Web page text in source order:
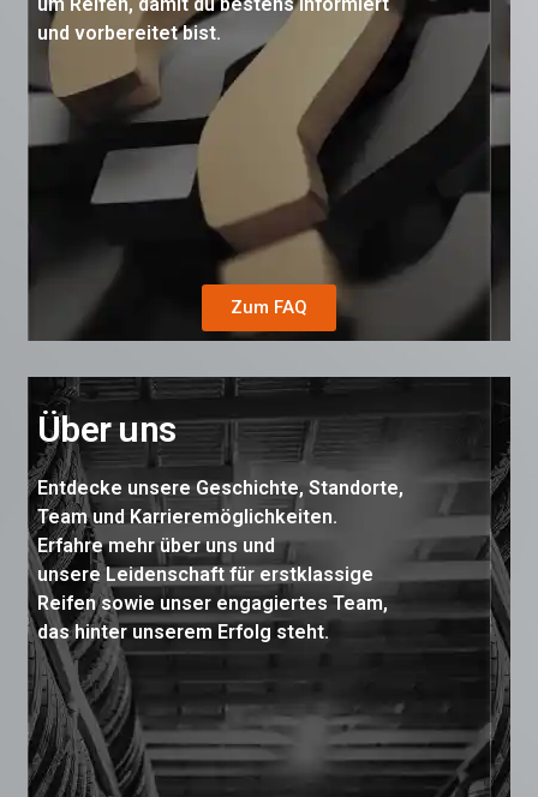
und vorbereitet bist.
Zum FAQ
Über uns
Entdecke unsere Geschichte, Standorte,
Team und Karrieremöglichkeiten.
Erfahre mehr über uns und
unsere Leidenschaft für erstklassige
Reifen sowie unser engagiertes Team,
das hinter unserem Erfolg steht.